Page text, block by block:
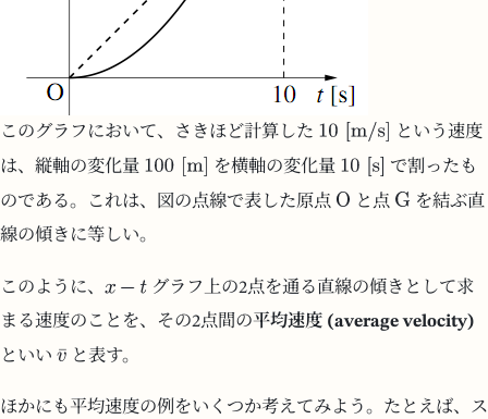
このグラフにおいて、さきほど計算した
という速度
は、縦軸の変化量
を横軸の変化量
で割ったも
のである。これは、図の点線で表した原点
と点
を結ぶ直
線の傾きに等しい。
このように、
グラフ上の2点を通る直線の傾きとして求
まる速度のことを、その2点間の平均速度 (average velocity)
といい
と表す。
ほかにも平均速度の例をいくつか考えてみよう。たとえば、ス